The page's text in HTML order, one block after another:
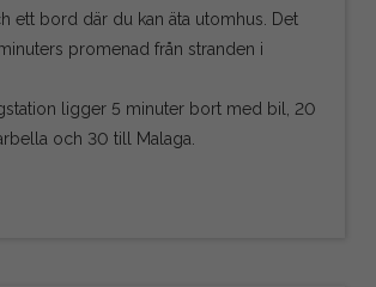
ett bord där du kan äta utomhus. Det
promenad från stranden i
ligger 5 minuter bort med bil, 20
och 30 till Malaga.